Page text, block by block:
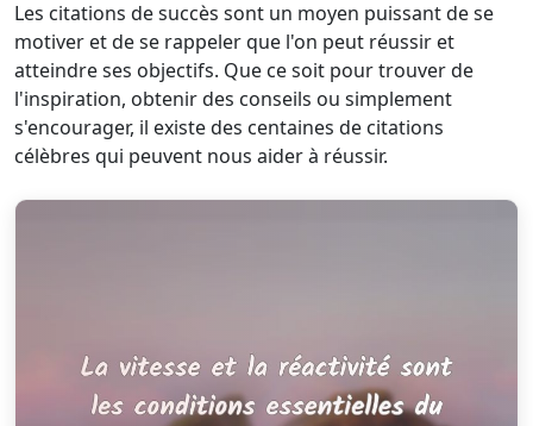
Les citations de succès sont un moyen puissant de se
motiver et de se rappeler que l'on peut réussir et
atteindre ses objectifs. Que ce soit pour trouver de
l'inspiration, obtenir des conseils ou simplement
s'encourager, il existe des centaines de citations
célèbres qui peuvent nous aider à réussir.